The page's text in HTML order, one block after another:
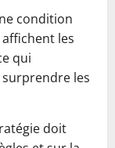
condition
les
qui
les
doit